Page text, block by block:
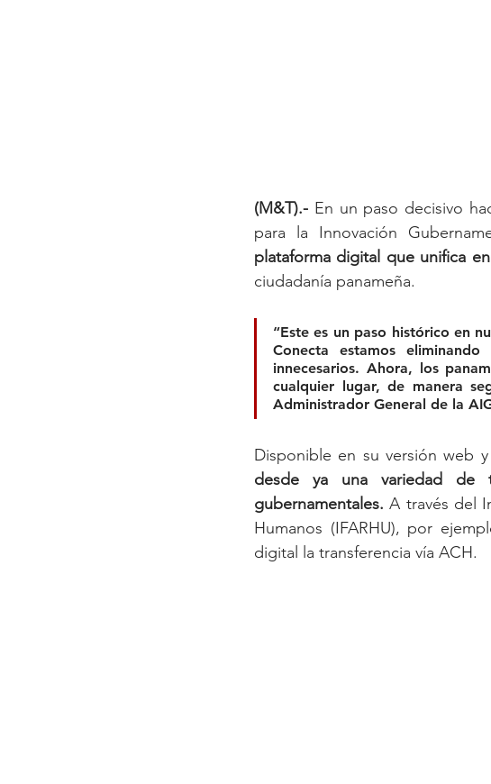
(M&T).- En un paso decisivo
para la Innovación
plataforma digital que unifica
ciudadanía panameña.
“Este es un paso histórico en
Conecta estamos
innecesarios. Ahora, los
cualquier lugar, de manera
Administrador General de la
Disponible en su versión web
desde ya una variedad de
gubernamentales. A través del
Humanos (IFARHU), por
digital la transferencia vía ACH.